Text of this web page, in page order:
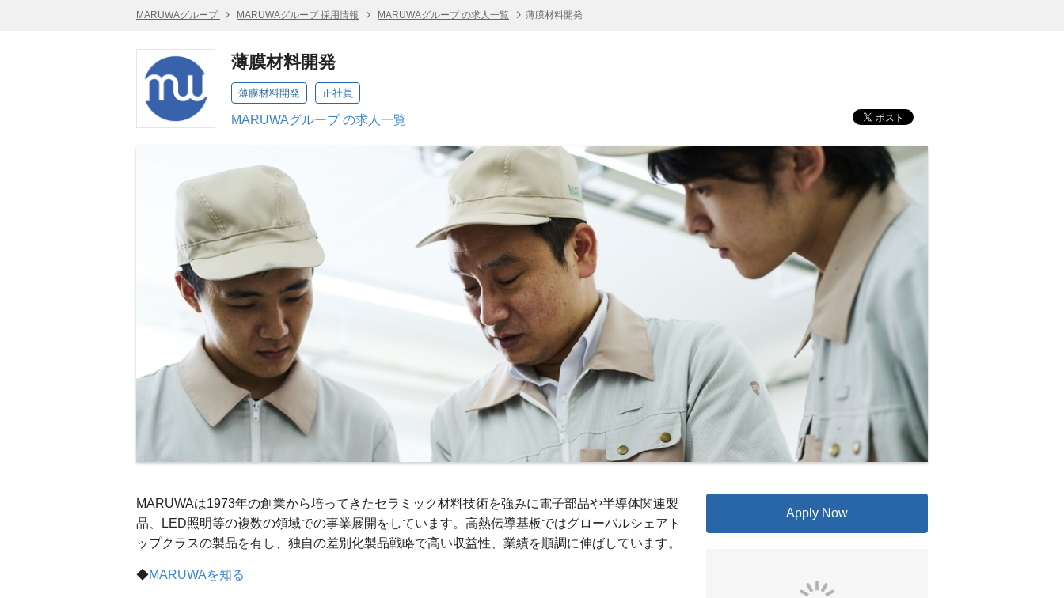
MARUWAグループ MARUWAグループ 採用情報 MARUWAグループ の求人一覧 薄膜材料開発
薄膜材料開発
薄膜材料開発 正社員
MARUWAグループ の求人一覧
MARUWAは1973年の創業から培ってきたセラミック材料技術を強みに電子部品や半導体関連製
品、LED照明等の複数の領域での事業展開をしています。高熱伝導基板ではグローバルシェアト
ップクラスの製品を有し、独自の差別化製品戦略で高い収益性、業績を順調に伸ばしています。
◆MARUWAを知る
Apply Now